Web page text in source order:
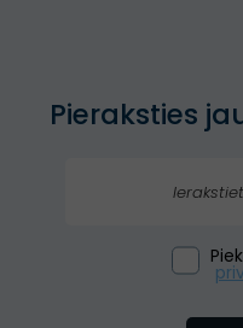
Pieraksties